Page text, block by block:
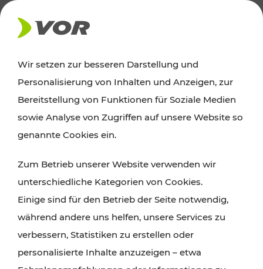
AKTUELLES
Ausflugstipps
Wien, Niederösterreich und das Burgenland
Wanderungen, Kultur und Gastronomie,
Radtouren oder purer Naturgenuss – viele
Attraktionen sind mit den Ticket- und Fahrplan-
Angeboten des VOR gut und schnell erreichbar.
Wir setzen zur besseren Darstellung und
Personalisierung von Inhalten und Anzeigen, zur
Bereitstellung von Funktionen für Soziale Medien
sowie Analyse von Zugriffen auf unsere Website so
genannte Cookies ein.
Zum Betrieb unserer Website verwenden wir
unterschiedliche Kategorien von Cookies.
Einige sind für den Betrieb der Seite notwendig,
während andere uns helfen, unsere Services zu
verbessern, Statistiken zu erstellen oder
personalisierte Inhalte anzuzeigen – etwa